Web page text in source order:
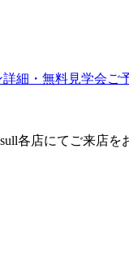
細・無料見学会ご
各店にてご来店を